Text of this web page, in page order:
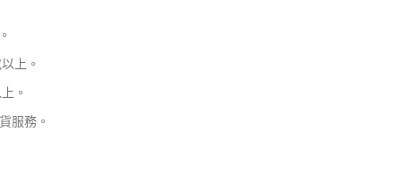
上。
。
服務。